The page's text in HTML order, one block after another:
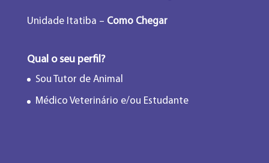
Unidade Itatiba – Como Chegar
Qual o seu perfil?
Sou Tutor de Animal
Médico Veterinário e/ou Estudante